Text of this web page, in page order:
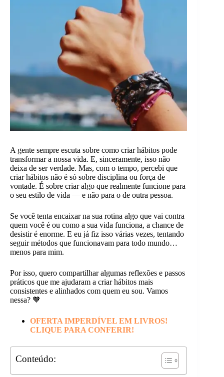
A gente sempre escuta sobre como criar hábitos pode
transformar a nossa vida. E, sinceramente, isso não
deixa de ser verdade. Mas, com o tempo, percebi que
criar hábitos não é só sobre disciplina ou força de
vontade. É sobre criar algo que realmente funcione para
o seu estilo de vida — e não para o de outra pessoa.
Se você tenta encaixar na sua rotina algo que vai contra
quem você é ou como a sua vida funciona, a chance de
desistir é enorme. E eu já fiz isso várias vezes, tentando
seguir métodos que funcionavam para todo mundo…
menos para mim.
Por isso, quero compartilhar algumas reflexões e passos
práticos que me ajudaram a criar hábitos mais
consistentes e alinhados com quem eu sou. Vamos
nessa? 🧡
OFERTA IMPERDÍVEL EM LIVROS!
CLIQUE PARA CONFERIR!
Conteúdo: